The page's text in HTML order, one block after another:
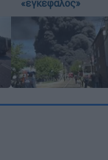
«εγκέφαλος»